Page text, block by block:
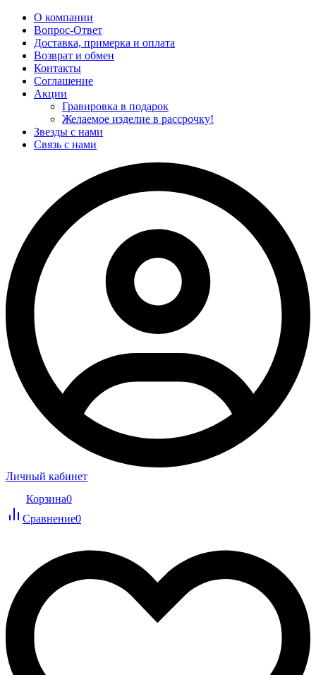
О компании
Вопрос-Ответ
Доставка, примерка и оплата
Возврат и обмен
Контакты
Соглашение
Акции
Гравировка в подарок
Желаемое изделие в рассрочку!
Звезды с нами
Связь с нами
Личный кабинет
Корзина0
Сравнение0